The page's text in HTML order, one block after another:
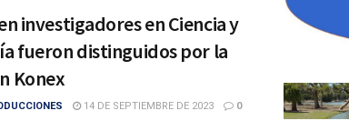
investigadores en Ciencia y
fueron distinguidos por la
Konex
14 DE SEPTIEMBRE DE 2023 0